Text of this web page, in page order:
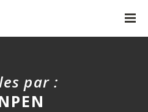
par :